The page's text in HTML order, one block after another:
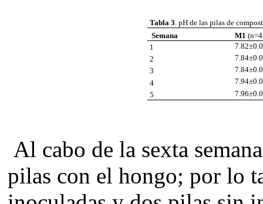
Tabla 3. pH de las pilas de
Semana
M1
1
2
3
4
5
Al cabo de la sexta
pilas con el hongo; por lo